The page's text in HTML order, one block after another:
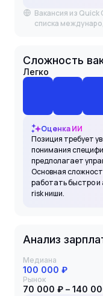
Вакансия из Quick
списка
Сложность
Легко
Оценка ИИ
Позиция требует
понимания
предполагает
Основная
работать быстро
risk ниши.
Анализ
Медиана
100 000 ₽
Рынок
70 000 ₽ – 140